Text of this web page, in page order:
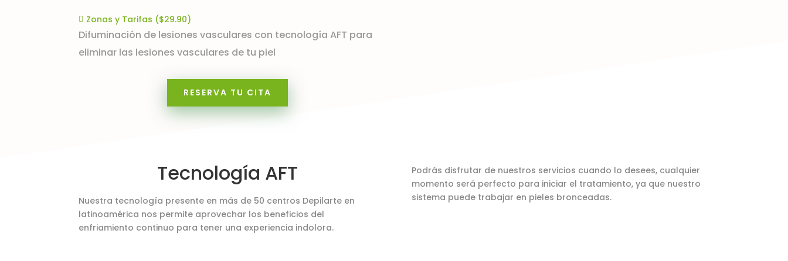
 Zonas y Tarifas ($29.90)
Difuminación de lesiones vasculares con tecnología AFT para
eliminar las lesiones vasculares de tu piel
RESERVA TU CITA
Tecnología AFT
Nuestra tecnología presente en más de 50 centros Depilarte en
latinoamérica nos permite aprovechar los beneficios del
enfriamiento continuo para tener una experiencia indolora.
Podrás disfrutar de nuestros servicios cuando lo desees, cualquier
momento será perfecto para iniciar el tratamiento, ya que nuestro
sistema puede trabajar en pieles bronceadas.